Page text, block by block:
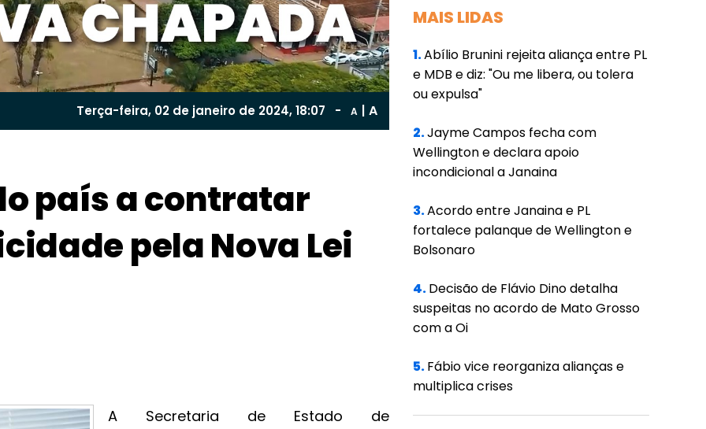
Terça-feira, 02 de janeiro de 2024, 18:07 - A A
país a contratar
pela Nova Lei
A Secretaria de Estado de
MAIS LIDAS
1.Abílio Brunini rejeita aliança entre PL
e MDB e diz: "Ou me libera, ou tolera
ou expulsa"
2.Jayme Campos fecha com
Wellington e declara apoio
incondicional a Janaina
3.Acordo entre Janaina e PL
fortalece palanque de Wellington e
Bolsonaro
4.Decisão de Flávio Dino detalha
suspeitas no acordo de Mato Grosso
com a Oi
5.Fábio vice reorganiza alianças e
multiplica crises